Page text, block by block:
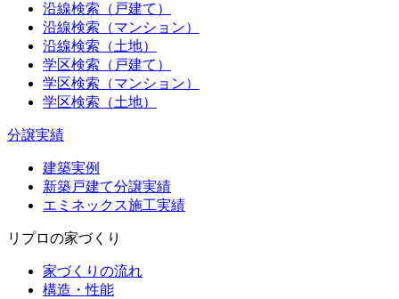
沿線検索（戸建て）
沿線検索（マンション）
沿線検索（土地）
学区検索（戸建て）
学区検索（マンション）
学区検索（土地）
分譲実績
建築実例
新築戸建て分譲実績
エミネックス施工実績
リプロの家づくり
家づくりの流れ
構造・性能